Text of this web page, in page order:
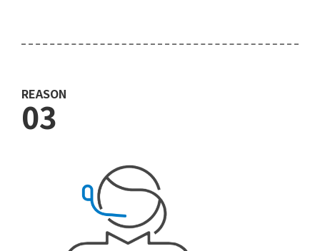
REASON
03